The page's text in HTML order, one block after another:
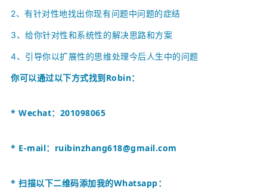
2、有针对性地找出你现有问题中问题的症结
3、给你针对性和系统性的解决思路和方案
4、引导你以扩展性的思维处理今后人生中的问题
你可以通过以下方式找到 Robin：
* Wechat：201098065
* E-mail： ruibinzhang618@gmail.com
* 扫描以下二维码添加我的Whatsapp：